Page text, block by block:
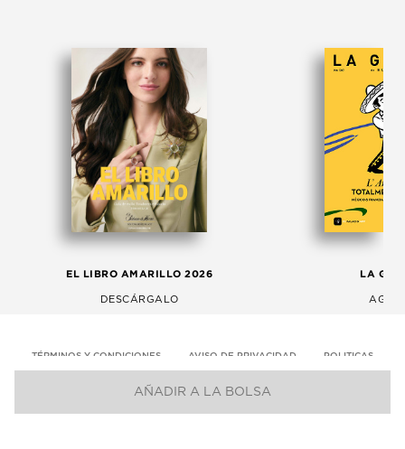
AÑADIR A LA BOLSA
EL LIBRO AMARILLO 2026
DESCÁRGALO
LA
TÉRMINOS Y CONDICIONES AVISO DE PRIVACIDAD POLITICAS